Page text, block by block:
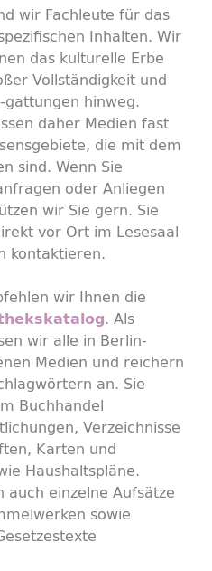
wir Fachleute für das
Inhalten. Wir
das kulturelle Erbe
Vollständigkeit und
hinweg.
daher Medien fast
die mit dem
sind. Wenn Sie
oder Anliegen
wir Sie gern. Sie
vor Ort im Lesesaal
kontaktieren.
wir Ihnen die
. Als
wir alle in Berlin-
Medien und reichern
an. Sie
Buchhandel
Verzeichnisse
Karten und
Haushaltspläne.
einzelne Aufsätze
sowie